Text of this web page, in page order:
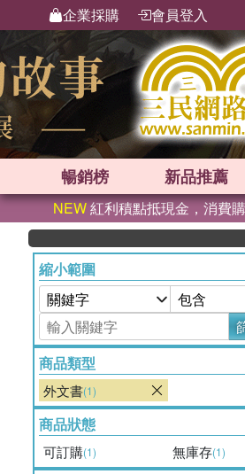
企業採購 會員登入
暢銷榜 新品推薦
NEW紅利積點抵現金，消費
縮小範圍
商品類型
外文書(1)
商品狀態
可訂購(1) 無庫存(1)